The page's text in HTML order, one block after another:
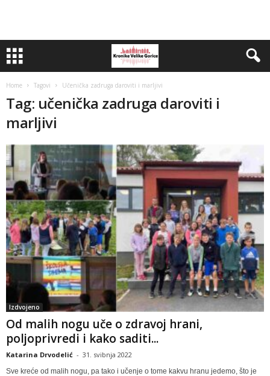
Home Tagovi Učenička zadruga daroviti i marljivi
Tag: učenička zadruga daroviti i
marljivi
Izdvojeno
Od malih nogu uče o zdravoj hrani,
poljoprivredi i kako saditi...
Katarina Drvodelić - 31. svibnja 2022
Sve kreće od malih nogu, pa tako i učenje o tome kakvu hranu jedemo, što je